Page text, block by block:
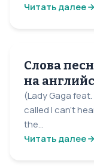
Читать далее
Слова
на
(Lady Gaga
called I can’t
the...
Читать далее